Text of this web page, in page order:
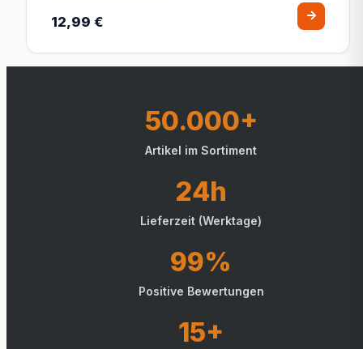
12,99 €
50.000+
Artikel im Sortiment
24h
Lieferzeit (Werktage)
99%
Positive Bewertungen
15+